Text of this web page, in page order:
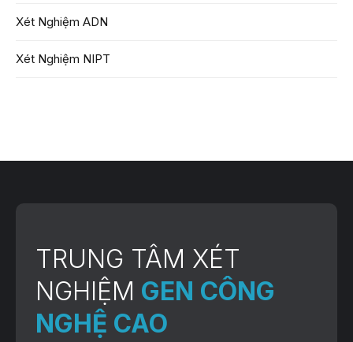
Xét Nghiệm ADN
Xét Nghiệm NIPT
TRUNG TÂM XÉT
NGHIỆM GEN CÔNG
NGHỆ CAO